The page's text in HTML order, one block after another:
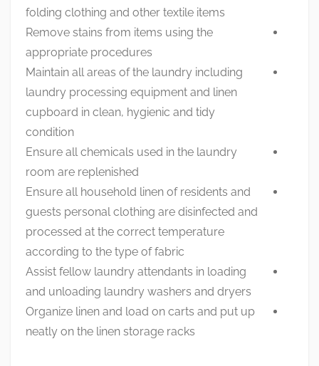
folding clothing and other textile items
Remove stains from items using the
appropriate procedures
Maintain all areas of the laundry including
laundry processing equipment and linen
cupboard in clean, hygienic and tidy
condition
Ensure all chemicals used in the laundry
room are replenished
Ensure all household linen of residents and
guests personal clothing are disinfected and
processed at the correct temperature
according to the type of fabric
Assist fellow laundry attendants in loading
and unloading laundry washers and dryers
Organize linen and load on carts and put up
neatly on the linen storage racks